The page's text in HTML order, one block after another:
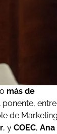
más de
entre
de
, y COEC, Ana